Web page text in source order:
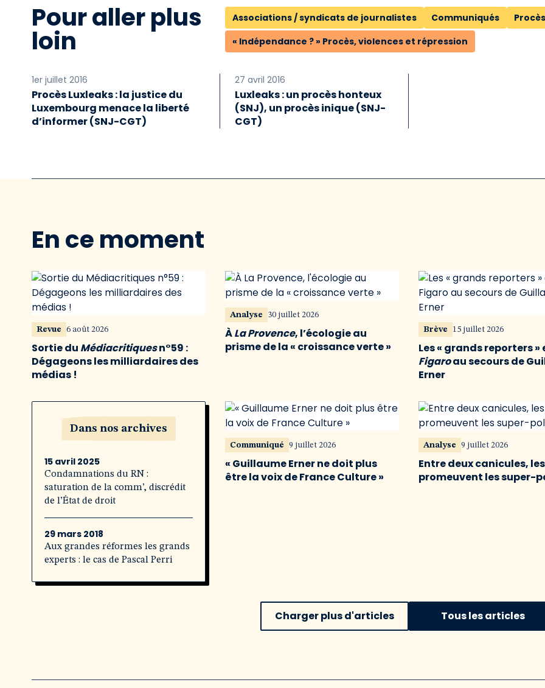
Pour aller plus
loin
Associations / syndicats de journalistes Communiqués
« Indépendance ? » Procès, violences et répression
1er juillet 2016
Procès Luxleaks : la justice du
Luxembourg menace la liberté
d’informer (SNJ-CGT)
27 avril 2016
Luxleaks : un procès honteux
(SNJ), un procès inique (SNJ-
CGT)
En ce moment
Revue 6 août 2026
Sortie du Médiacritiquesn°59 :
Dégageons les milliardaires des
médias !
Analyse 30 juillet 2026
ÀLa Provence, l’écologie au
prisme de la « croissance verte »
Brève 15 juillet 2026
Les « grands reporters »
Figaroau secours de
Erner
Dans nos archives
15 avril 2025
Condamnations du RN :
saturation de la comm’, discrédit
de l’État de droit
29 mars 2018
Aux grandes réformes les grands
experts : le cas de Pascal Perri
Communiqué 9 juillet 2026
« Guillaume Erner ne doit plus
être la voix de France Culture »
Analyse 9 juillet 2026
Entre deux canicules,
promeuvent les super-
Charger plus d'articles Tous les articles